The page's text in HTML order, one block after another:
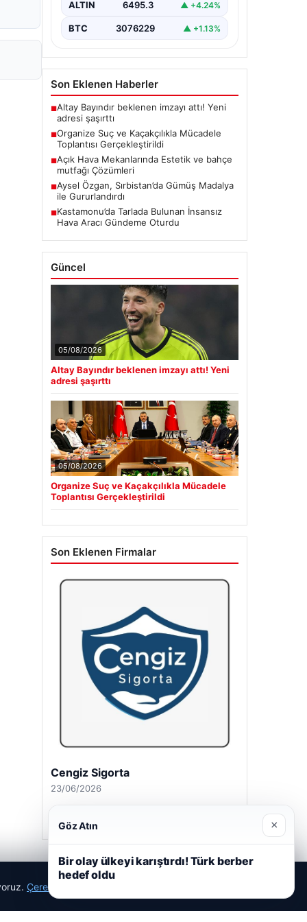
ALTIN 6495.3 ▲ +4.24%
BTC 3076229 ▲ +1.13%
Son Eklenen Haberler
■Altay Bayındır beklenen imzayı attı! Yeni
adresi şaşırttı
■Organize Suç ve Kaçakçılıkla Mücadele
Toplantısı Gerçekleştirildi
■Açık Hava Mekanlarında Estetik ve bahçe
mutfağı Çözümleri
■Aysel Özgan, Sırbistan’da Gümüş Madalya
ile Gururlandırdı
■Kastamonu’da Tarlada Bulunan İnsansız
Hava Aracı Gündeme Oturdu
Güncel
05/08/2026
Altay Bayındır beklenen imzayı attı! Yeni
adresi şaşırttı
05/08/2026
Organize Suç ve Kaçakçılıkla Mücadele
Toplantısı Gerçekleştirildi
Son Eklenen Firmalar
Cengiz Sigorta
23/06/2026
Çerez Politikamız
Göz Atın ×
Bir olay ülkeyi karıştırdı! Türk berber
hedef oldu